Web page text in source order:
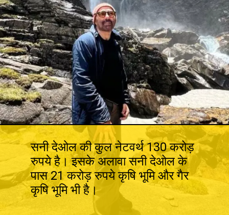
सनी देओल की कुल नेटवर्थ 130 करोड़
रुपये है। इसके अलावा सनी देओल के
पास 21 करोड़ रुपये कृषि भूमि और गैर
कृषि भूमि भी है।